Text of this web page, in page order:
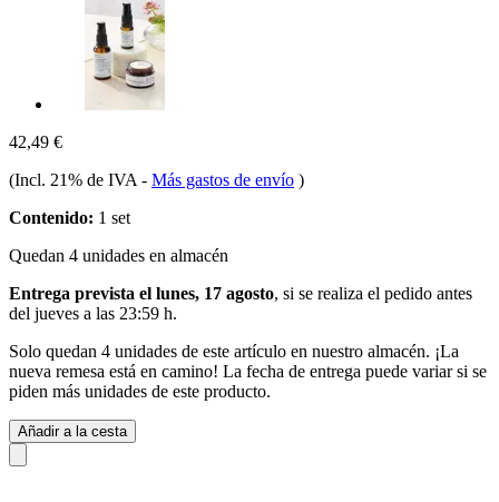
42,49 €
(Incl. 21% de IVA - Más gastos de envío )
Contenido: 1 set
Quedan 4 unidades en almacén
Entrega prevista el lunes, 17 agosto, si se realiza el pedido antes
del jueves a las 23:59 h.
Solo quedan 4 unidades de este artículo en nuestro almacén. ¡La
nueva remesa está en camino! La fecha de entrega puede variar si se
piden más unidades de este producto.
Añadir a la cesta